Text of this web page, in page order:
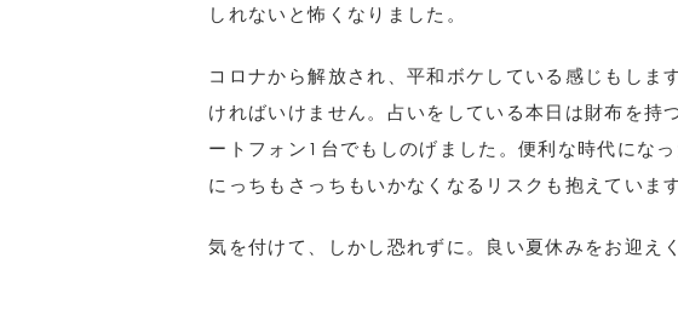
しれないと怖くなりました。
コロナから解放され、平和ボケしている感じもしま
ければいけません。占いをしている本日は財布を持
ートフォン1台でもしのげました。便利な時代にな
にっちもさっちもいかなくなるリスクも抱えていま
気を付けて、しかし恐れずに。良い夏休みをお迎え